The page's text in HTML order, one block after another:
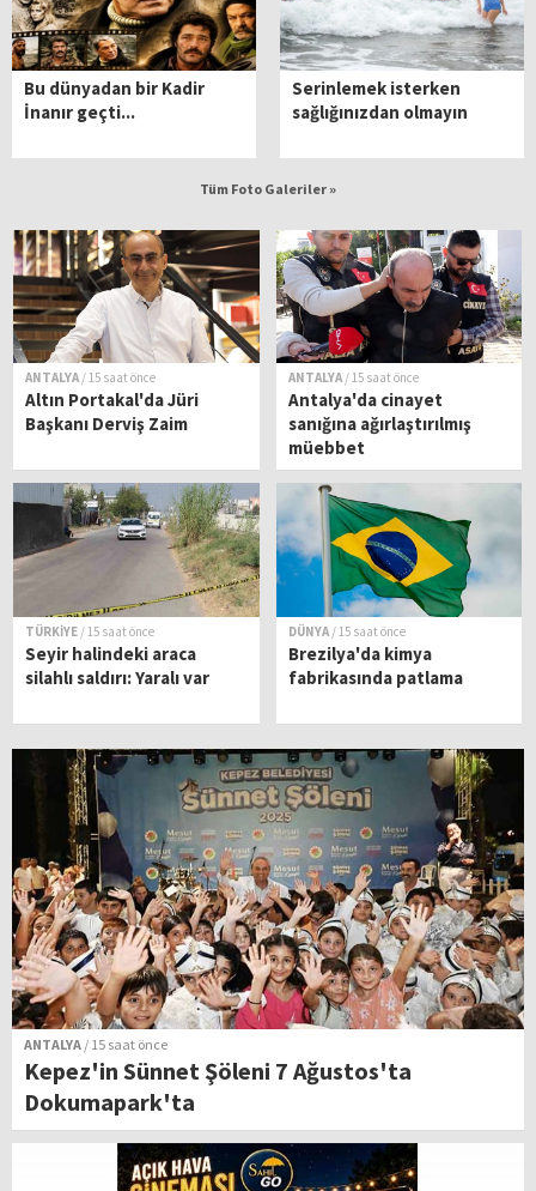
Bu dünyadan bir Kadir
İnanır geçti...
Serinlemek isterken
sağlığınızdan olmayın
Tüm Foto Galeriler »
ANTALYA / 15 saat önce
Altın Portakal'da Jüri
Başkanı Derviş Zaim
ANTALYA / 15 saat önce
Antalya'da cinayet
sanığına ağırlaştırılmış
müebbet
TÜRKİYE / 15 saat önce
Seyir halindeki araca
silahlı saldırı: Yaralı var
DÜNYA / 15 saat önce
Brezilya'da kimya
fabrikasında patlama
ANTALYA / 15 saat önce
Kepez'in Sünnet Şöleni 7 Ağustos'ta
Dokumapark'ta